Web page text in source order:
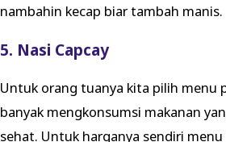
nambahin kecap biar tambah manis.
5. Nasi Capcay
Untuk orang tuanya kita pilih menu
banyak mengkonsumsi makanan
sehat. Untuk harganya sendiri menu